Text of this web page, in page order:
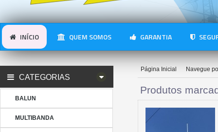
INÍCIO QUEM SOMOS GARANTIA
CATEGORIAS
BALUN
MULTIBANDA
Página Inicial Navegue
Produtos